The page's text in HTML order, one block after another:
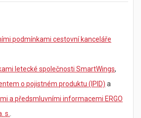
podmínkami cestovní kanceláře
letecké společnosti SmartWings,
o pojistném produktu (IPID) a
a předsmluvními informacemi ERGO
s.